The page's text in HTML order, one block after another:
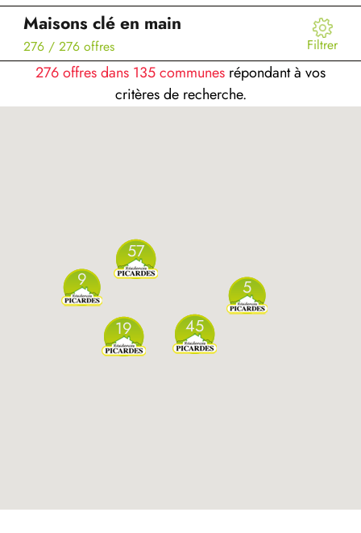
Maisons clé en main
276 / 276 offres Filtrer
276 offres dans 135 communes répondant à vos
critères de recherche.
45
19
9
57
5